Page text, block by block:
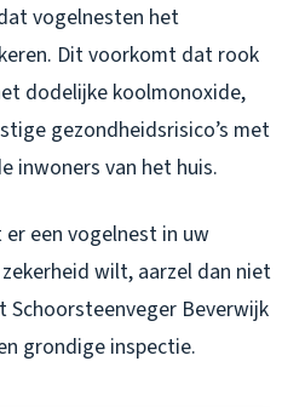
vogelnesten het
Dit voorkomt dat rook
dodelijke koolmonoxide,
gezondheidsrisico’s met
inwoners van het huis.
een vogelnest in uw
wilt, aarzel dan niet
Schoorsteenveger Beverwijk
grondige inspectie.